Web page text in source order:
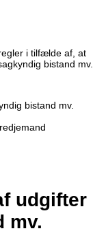
i tilfælde af, at
bistand mv.
bistand mv.
udgifter
mv.